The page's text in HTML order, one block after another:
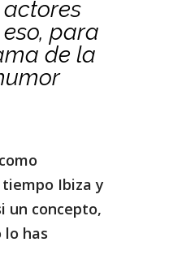
para
de la
Ibiza y
un concepto,
lo has